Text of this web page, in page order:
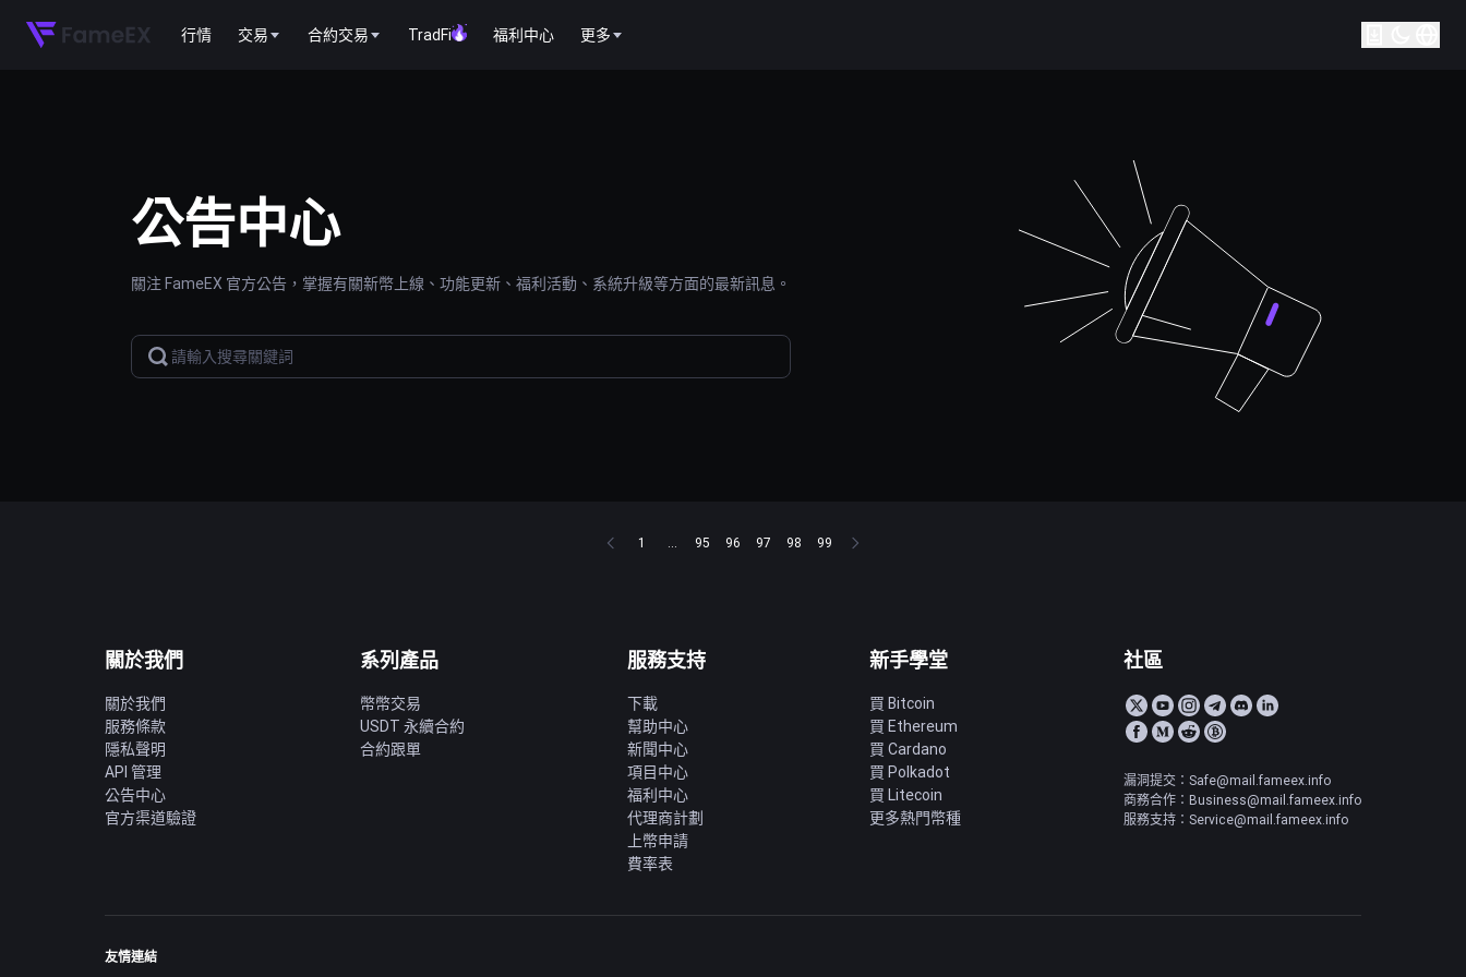
行情 交易 合約交易 TradFi 福利中心 更多
公告中心
關注 FameEX 官方公告，掌握有關新幣上線、功能更新、福利活動、系統升級等方面的最新訊息。
1 ... 95 96 97 98 99
關於我們
關於我們
服務條款
隱私聲明
API 管理
公告中心
官方渠道驗證
系列產品
幣幣交易
USDT 永續合約
合約跟單
服務支持
下載
幫助中心
新聞中心
項目中心
福利中心
代理商計劃
上幣申請
費率表
新手學堂
買 Bitcoin
買 Ethereum
買 Cardano
買 Polkadot
買 Litecoin
更多熱門幣種
社區
漏洞提交：Safe@mail.fameex.info
商務合作：Business@mail.fameex.info
服務支持：Service@mail.fameex.info
友情連結